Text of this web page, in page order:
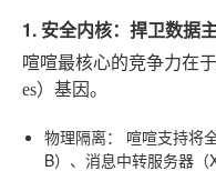
1. 安全内核：捍卫数据
喧喧最核心的竞争力在
es）基因。
物理隔离：
喧喧支持将
B）、消息中转服务器